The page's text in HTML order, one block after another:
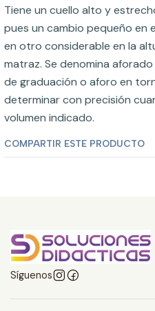
Tiene un cuello alto y
pues un cambio pequeño en
en otro considerable en la
matraz. Se denomina
de graduación o aforo en
determinar con precisión
volumen indicado.
COMPARTIR ESTE PRODUCTO
Síguenos